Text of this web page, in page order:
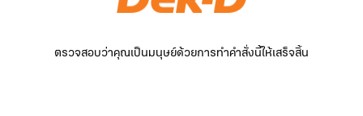
ตรวจสอบว่าคุณเป็นมนุษย์ด้วยการทำคำสั่งนี้ให้เสร็จสิ้น